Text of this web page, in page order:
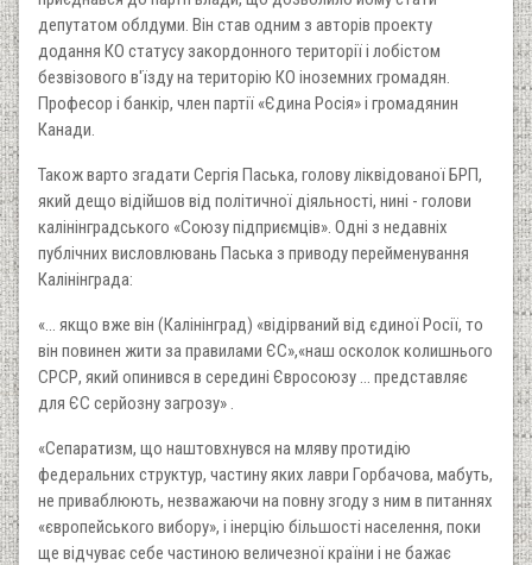
депутатом облдуми. Він став одним з авторів проекту
додання КО статусу закордонного території і лобістом
безвізового в'їзду на територію КО іноземних громадян.
Професор і банкір, член партії «Єдина Росія» і громадянин
Канади.
Також варто згадати Сергія Паська, голову ліквідованої БРП,
який дещо відійшов від політичної діяльності, нині - голови
калінінградського «Союзу підприємців». Одні з недавніх
публічних висловлювань Паська з приводу перейменування
Калінінграда:
«... якщо вже він (Калінінград) «відірваний від єдиної Росії, то
він повинен жити за правилами ЄС»,«наш осколок колишнього
СРСР, який опинився в середині Євросоюзу ... представляє
для ЄС серйозну загрозу» .
«Сепаратизм, що наштовхнувся на мляву протидію
федеральних структур, частину яких лаври Горбачова, мабуть,
не приваблюють, незважаючи на повну згоду з ним в питаннях
«європейського вибору», і інерцію більшості населення, поки
ще відчуває себе частиною величезної країни і не бажає